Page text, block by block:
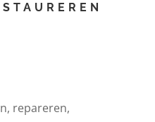
repareren,